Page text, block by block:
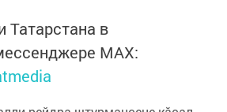
Татарстана в
MАХ: